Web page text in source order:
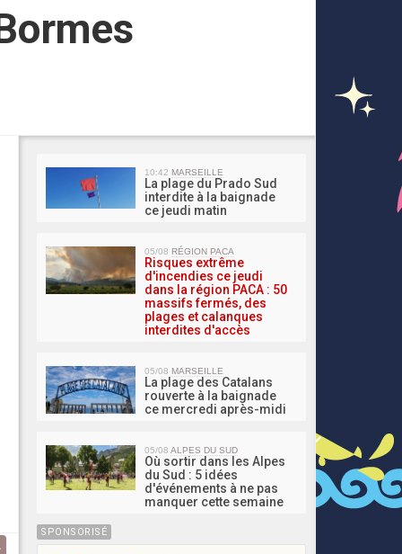
10:42 MARSEILLE
La plage du Prado Sud
interdite à la baignade
ce jeudi matin
05/08 RÉGION PACA
Risques extrême
d'incendies ce jeudi
dans la région PACA : 50
massifs fermés, des
plages et calanques
interdites d'accès
05/08 MARSEILLE
La plage des Catalans
rouverte à la baignade
ce mercredi après-midi
05/08 ALPES DU SUD
Où sortir dans les Alpes
du Sud : 5 idées
d'événements à ne pas
manquer cette semaine
SPONSORISÉ